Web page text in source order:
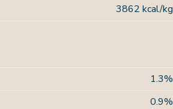
3862 kcal/kg
1.3%
0.9%